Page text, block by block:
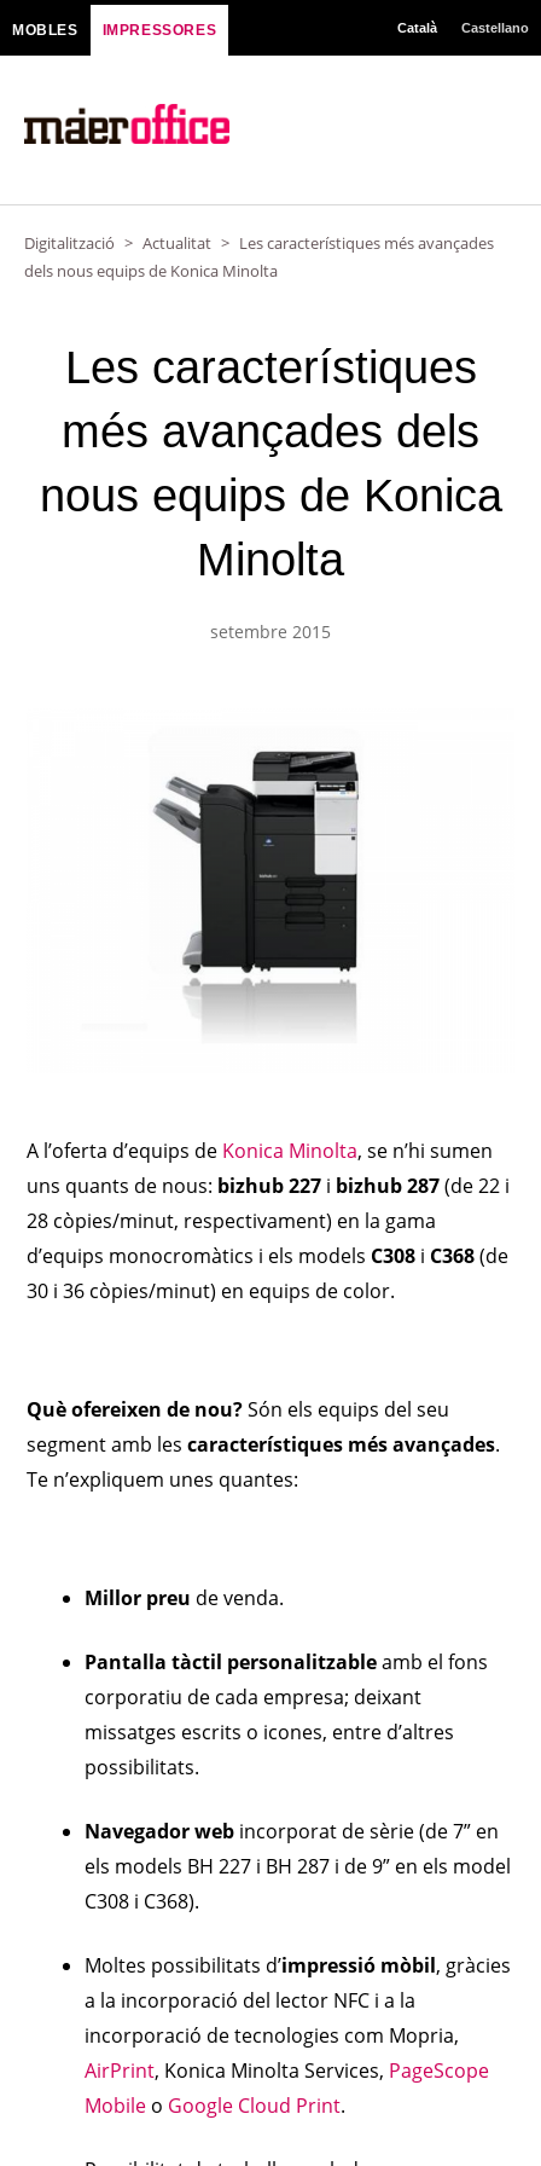
al
MOBLES IMPRESSORES Català Castellano
Digitalització > Actualitat > Les característiques més avançades
dels nous equips de Konica Minolta
Les característiques
més avançades dels
nous equips de Konica
Minolta
setembre 2015
A l’oferta d’equips de Konica Minolta, se n’hi sumen
uns quants de nous: bizhub 227 i bizhub 287(de 22 i
28 còpies/minut, respectivament) en la gama
d’equips monocromàtics i els models C308 i C368(de
30 i 36 còpies/minut) en equips de color.
Què ofereixen de nou?Són els equips del seu
segment amb lescaracterístiques més avançades.
Te n’expliquem unes quantes:
Millor preu de venda.
Pantalla tàctil personalitzableamb el fons
corporatiu de cada empresa; deixant
missatges escrits o icones, entre d’altres
possibilitats.
Navegador web incorporat de sèrie (de 7” en
els models BH 227 i BH 287 i de 9” en els model
C308 i C368).
Moltes possibilitats d’impressió mòbil, gràcies
a la incorporació del lector NFC i a la
incorporació de tecnologies com Mopria,
AirPrint, Konica Minolta Services, PageScope
Mobile o Google Cloud Print.